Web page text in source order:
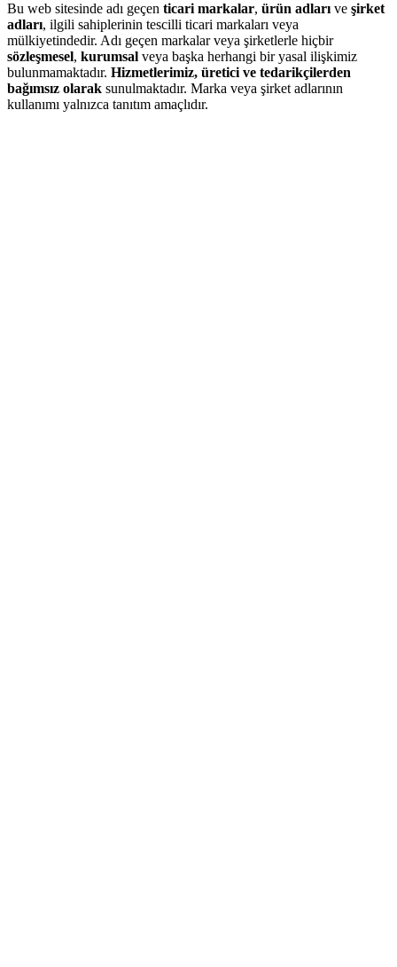
Bu web sitesinde adı geçen ticari markalar, ürün adları ve şirket
adları, ilgili sahiplerinin tescilli ticari markaları veya
mülkiyetindedir. Adı geçen markalar veya şirketlerle hiçbir
sözleşmesel, kurumsal veya başka herhangi bir yasal ilişkimiz
bulunmamaktadır. Hizmetlerimiz, üretici ve tedarikçilerden
bağımsız olarak sunulmaktadır. Marka veya şirket adlarının
kullanımı yalnızca tanıtım amaçlıdır.